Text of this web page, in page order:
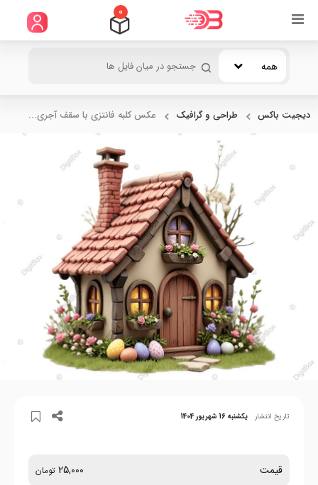
0
همه
دیجیت باکس طراحی و گرافیک عکس کلبه فانتزی با سقف آجری...
تاریخ انتشار یکشنبه 16 شهریور 1404
قیمت 25,000 تومان